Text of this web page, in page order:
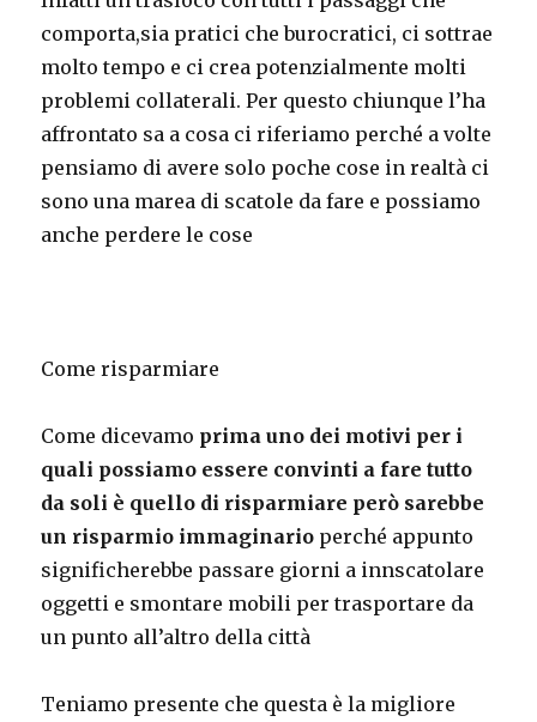
comporta,sia pratici che burocratici, ci sottrae
molto tempo e ci crea potenzialmente molti
problemi collaterali. Per questo chiunque l’ha
affrontato sa a cosa ci riferiamo perché a volte
pensiamo di avere solo poche cose in realtà ci
sono una marea di scatole da fare e possiamo
anche perdere le cose
Come risparmiare
Come dicevamo prima uno dei motivi per i
quali possiamo essere convinti a fare tutto
da soli è quello di risparmiare però sarebbe
un risparmio immaginario perché appunto
significherebbe passare giorni a innscatolare
oggetti e smontare mobili per trasportare da
un punto all’altro della città
Teniamo presente che questa è la migliore